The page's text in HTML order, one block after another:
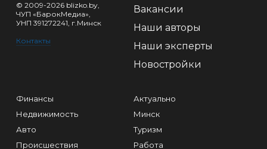
© 2009-2026 blizko.by,
ЧУП «БарокМедиа»,
УНП 391272241, г.Минск
Контакты
Вакансии
Наши авторы
Наши эксперты
Новостройки
Финансы
Недвижимость
Авто
Происшествия
Актуально
Минск
Туризм
Работа